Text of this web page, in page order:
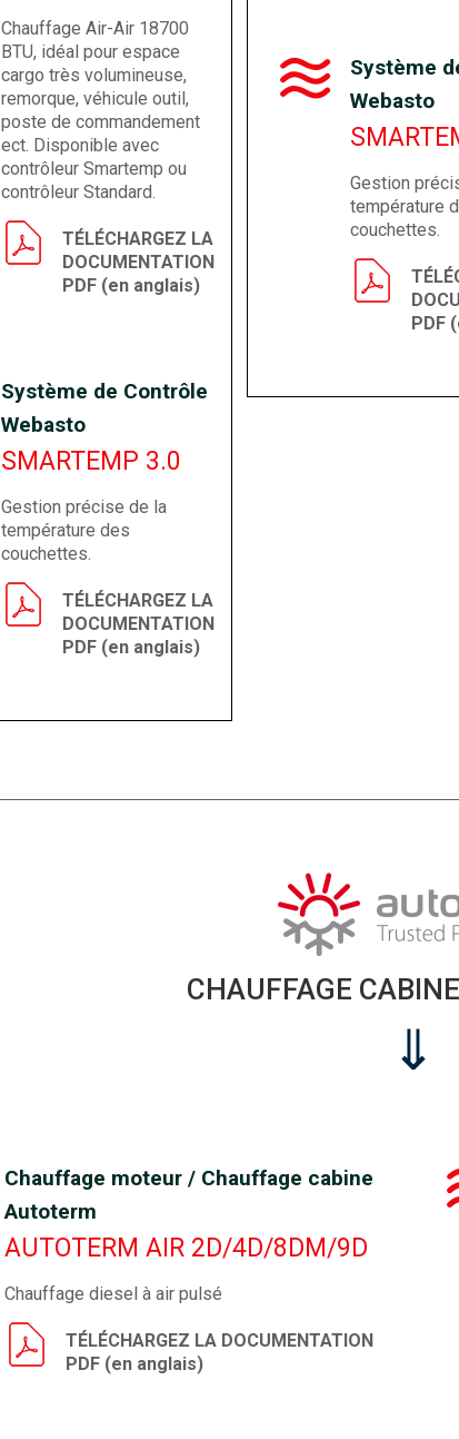
Chauffage Air-Air 18700
BTU, idéal pour espace
cargo très volumineuse,
remorque, véhicule outil,
poste de commandement
ect. Disponible avec
contrôleur Smartemp ou
contrôleur Standard.
TÉLÉCHARGEZ LA
DOCUMENTATION
PDF (en anglais)
Système de Contrôle
Webasto
SMARTEMP 3.0
Gestion précise de la
température des
couchettes.
TÉLÉCHARGEZ LA
DOCUMENTATION
PDF (en anglais)
Système
Webasto
Gestion
température
couchettes.
PDF
CHAUFFAGE
⇓
Chauffage moteur / Chauffage cabine
Autoterm
AUTOTERM AIR 2D/4D/8DM/9D
Chauffage diesel à air pulsé
TÉLÉCHARGEZ LA DOCUMENTATION
PDF (en anglais)